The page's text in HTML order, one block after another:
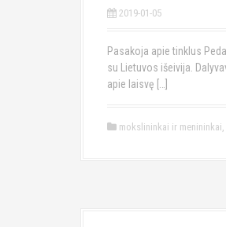
2019-01-05
Pasakoja apie tinklus
su Lietuvos išeivija.
apie laisvę […]
mokslininkai ir menininkai,